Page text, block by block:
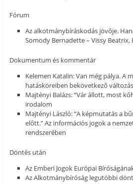
Fórum
Az alkotmánybíráskodás jövője.
Somody Bernadette – Vissy Beatrix,
Dokumentum és kommentár
Kelemen Katalin: Van még pálya. A
hatásköreiben bekövetkező
Majtényi Balázs: “Vár állott, most
irodalom
Majtényi László: “A képmutatás a
előtt.” Az információs jogok a
rendszerében
Döntés után
Az Emberi Jogok Európai
Az Alkotmánybíróság legutóbbi